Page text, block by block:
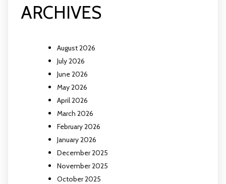
ARCHIVES
August 2026
July 2026
June 2026
May 2026
April 2026
March 2026
February 2026
January 2026
December 2025
November 2025
October 2025